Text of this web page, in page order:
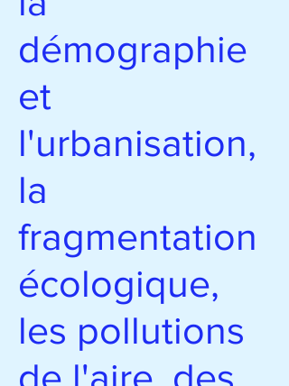
démographie
et
l'urbanisation,
la
fragmentation
écologique,
les pollutions
de l'aire, des